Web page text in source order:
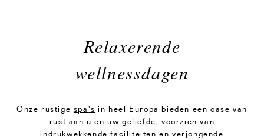
Relaxerende
wellnessdagen
Onze rustige spa's in heel Europa bieden een oase van
rust aan u en uw geliefde, voorzien van
indrukwekkende faciliteiten en verjongende